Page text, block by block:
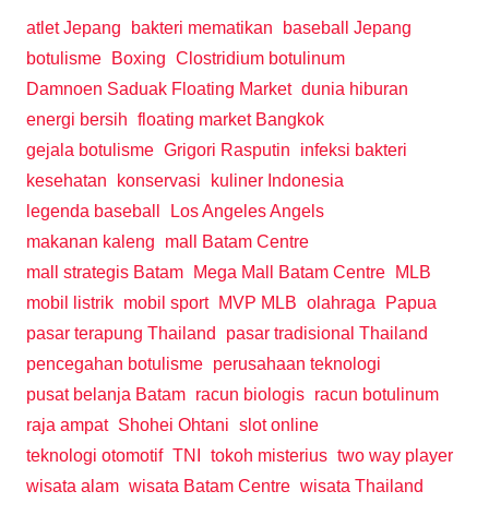
atlet Jepang bakteri mematikan
baseball Jepang
botulisme
Boxing Clostridium botulinum
Damnoen Saduak Floating Market dunia hiburan
energi bersih floating market Bangkok
gejala botulisme Grigori Rasputin
infeksi bakteri
kesehatan
konservasi
kuliner Indonesia
legenda baseball
Los Angeles Angels
makanan kaleng
mall Batam Centre
mall strategis Batam
Mega Mall Batam Centre
MLB
mobil listrik mobil sport MVP MLB olahraga
Papua
pasar terapung Thailand
pasar tradisional Thailand
pencegahan botulisme perusahaan teknologi
pusat belanja Batam racun biologis racun botulinum
raja ampat Shohei Ohtani slot online
teknologi otomotif TNI tokoh misterius two way player
wisata alam wisata Batam Centre wisata Thailand